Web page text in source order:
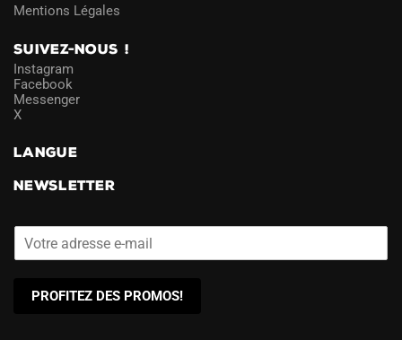
Mentions Légales
SUIVEZ-NOUS !
Instagram
Facebook
Messenger
X
LANGUE
NEWSLETTER
PROFITEZ DES PROMOS!